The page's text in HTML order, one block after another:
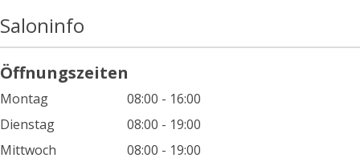
Saloninfo
Öffnungszeiten
Montag
08:00 - 16:00
Dienstag
08:00 - 19:00
Mittwoch
08:00 - 19:00